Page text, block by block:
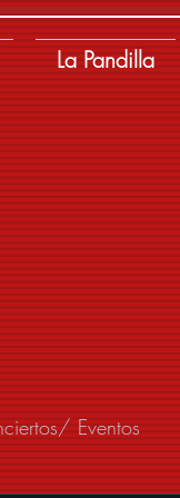
La Pandilla
Eventos